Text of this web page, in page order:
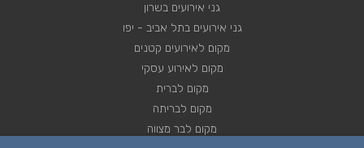
גני אירועים בשרון
גני אירועים בתל אביב - יפו
מקום לאירועים קטנים
מקום לאירוע עסקי
מקום לברית
מקום לבריתה
מקום לבר מצווה